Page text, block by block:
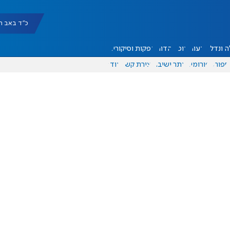
כ"ד באב תשפ"ו
ונדל"ן דעות אוכל יהדות הפקות וסיקורים
ספורט פורומים אתר ישיבה יצירת קשר עוד